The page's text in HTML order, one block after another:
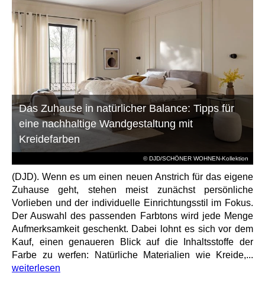
© DJD/SCHÖNER WOHNEN-Kollektion
Das Zuhause in natürlicher Balance: Tipps für
eine nachhaltige Wandgestaltung mit
Kreidefarben
(DJD). Wenn es um einen neuen Anstrich für das eigene
Zuhause geht, stehen meist zunächst persönliche
Vorlieben und der individuelle Einrichtungsstil im Fokus.
Der Auswahl des passenden Farbtons wird jede Menge
Aufmerksamkeit geschenkt. Dabei lohnt es sich vor dem
Kauf, einen genaueren Blick auf die Inhaltsstoffe der
Farbe zu werfen: Natürliche Materialien wie Kreide,...
weiterlesen